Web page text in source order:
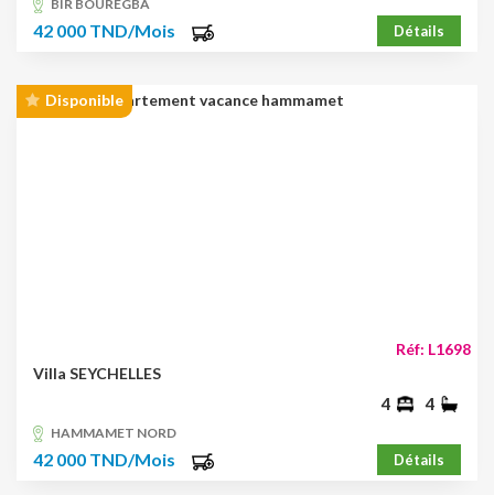
BIR BOUREGBA
42 000 TND/Mois Détails
Disponible
Réf: L1698
Villa SEYCHELLES
4 4
HAMMAMET NORD
42 000 TND/Mois Détails